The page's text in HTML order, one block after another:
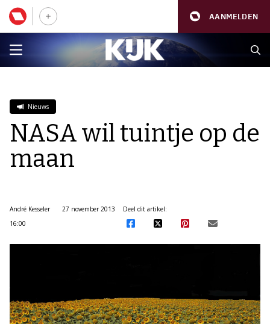
AANMELDEN
Nieuws
NASA wil tuintje op de
maan
André Kesseler
27 november 2013
16:00
Deel dit artikel: